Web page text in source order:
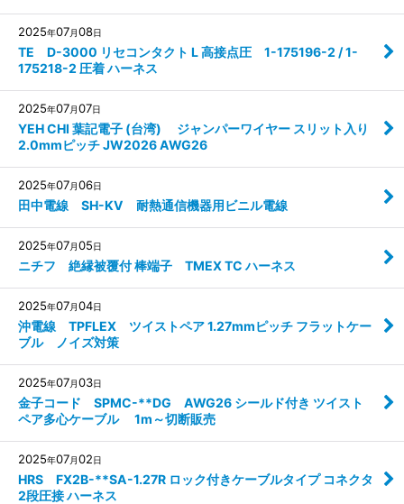
2025年07月08日
TE D-3000 リセコンタクト L 高接点圧 1-175196-2 / 1-
175218-2 圧着 ハーネス
2025年07月07日
YEH CHI 葉記電子 (台湾) ジャンパーワイヤー スリット入り
2.0mmピッチ JW2026 AWG26
2025年07月06日
田中電線 SH-KV 耐熱通信機器用ビニル電線
2025年07月05日
ニチフ 絶縁被覆付 棒端子 TMEX TC ハーネス
2025年07月04日
沖電線 TPFLEX ツイストペア 1.27mmピッチ フラットケー
ブル ノイズ対策
2025年07月03日
金子コード SPMC-**DG AWG26 シールド付き ツイスト
ペア多心ケーブル 1m～切断販売
2025年07月02日
HRS FX2B-**SA-1.27R ロック付きケーブルタイプ コネクタ
2段圧接 ハーネス